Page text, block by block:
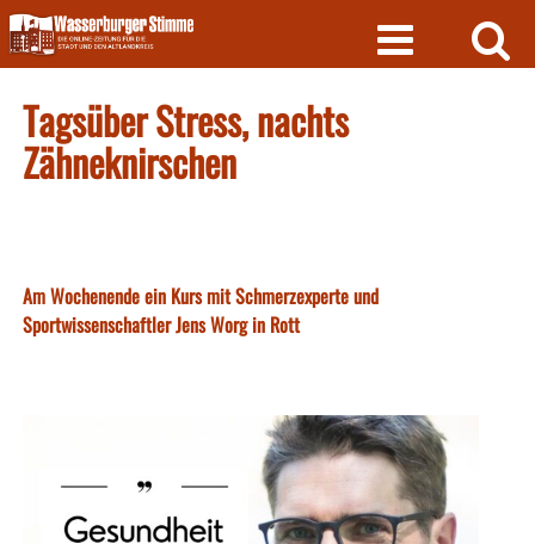
Skip
to
content
Tagsüber Stress, nachts
Zähneknirschen
Am Wochenende ein Kurs mit Schmerzexperte und
Sportwissenschaftler Jens Worg in Rott